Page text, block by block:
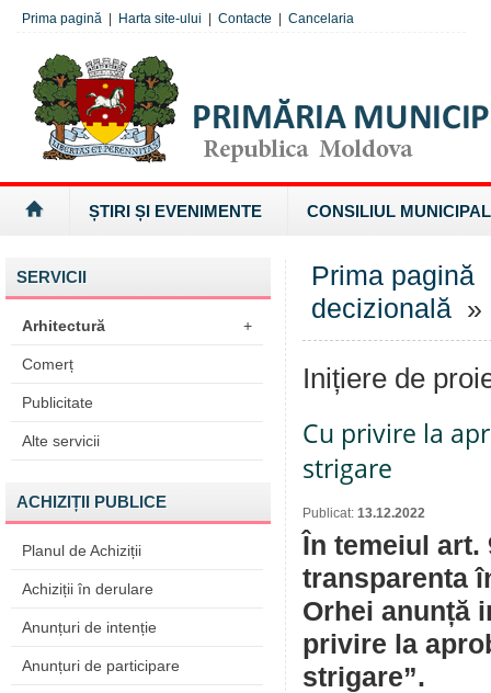
Prima pagină Harta site-ului Contacte Cancelaria
ȘTIRI ȘI EVENIMENTE CONSILIUL MUNICIPAL
SERVICII
Arhitectură +
Comerț
Publicitate
Alte servicii
ACHIZIȚII PUBLICE
Planul de Achiziții
Achiziții în derulare
Anunțuri de intenție
Anunțuri de participare
Prima pagină
decizională »
Inițiere de
Cu privire la
strigare
Publicat: 13.12.2022
În temeiul art.
transparenta
Orhei anunță
privire la
strigare”.